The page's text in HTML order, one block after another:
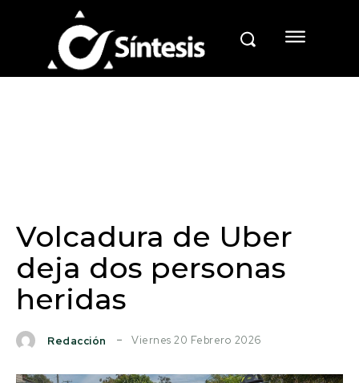
Volcadura de Uber
deja dos personas
heridas
Redacción Viernes 20 Febrero 2026